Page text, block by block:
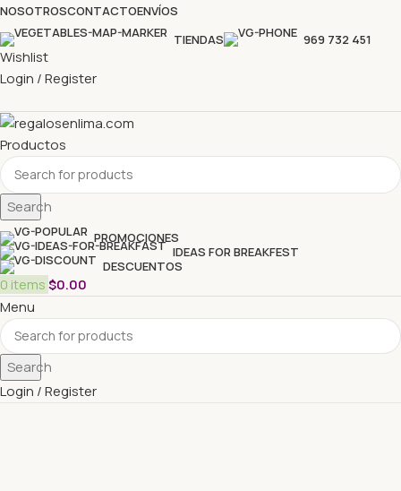
NOSOTROSCONTACTOENVÍOS
TIENDAS
969 732 451
Wishlist
Login / Register
Productos
Search
PROMOCIONES
IDEAS FOR BREAKFEST
DESCUENTOS
0 items$0.00
Menu
Search
Login / Register